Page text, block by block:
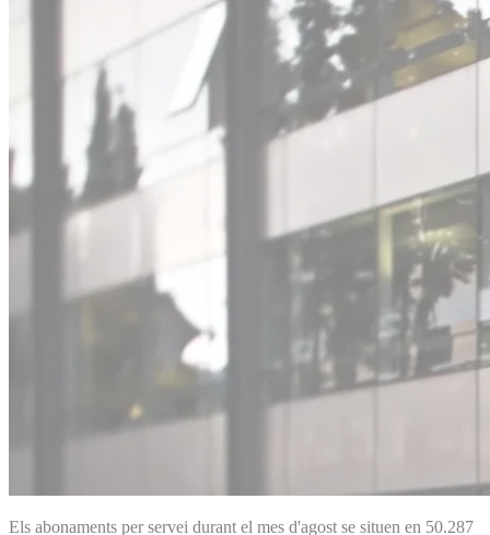
Els abonaments per servei durant el mes d'agost se situen en 50.287